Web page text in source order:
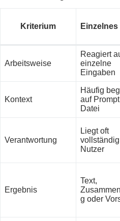
Kriterium Einzelnes
Arbeitsweise
Reagiert
einzelne
Eingaben
Kontext
Häufig
auf
Datei
Verantwortung
Liegt oft
Nutzer
Ergebnis
Text,
g oder